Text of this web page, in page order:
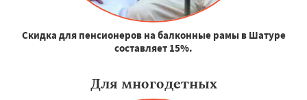
Скидка для пенсионеров на балконные рамы в Шатуре
составляет 15%.
Для многодетных